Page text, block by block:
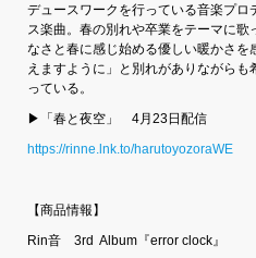
デュースワークを行っている音楽プロ
ス楽曲。春の別れや卒業をテーマに
なさと春に感じ始める優しい暖かさ
えますように」と別れがありながら
っている。
▶「春と夜空」 4月23日配信
https://rinne.lnk.to/harutoyozoraWE
【商品情報】
Rin音 3rd Album『error clock』